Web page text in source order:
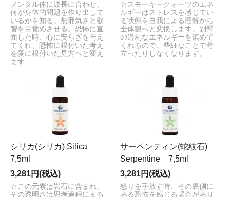
メンタル体に波長に合わせ、
何が身体的問題を作り出して
いるかを知る。無邪気さと叡
智を目覚めさせる。恐怖に直
面した時、心に安らぎを与え
てくれ、恐怖に根付いた考え
を愛に根付いた見方へと変え
ます
☆スモーキークォーツのエネ
ルギーはストレスを感じてい
る状態を自我による理解から
全体観へと変換します。副腎
の過剰なエネルギーを鎮めて
くれるので、些細なことで苛
立ったりしなくなります。
シリカ(シリカ) Silica
7,5ml
3,281円(税込)
☆この元素は岩石に含まれ、
その透明さは思考過程にまる
サーペンティン(蛇紋石)
Serpentine 7,5ml
3,281円(税込)
怒りを手放す時、その裏側に
ある恐怖を感じる場合があり